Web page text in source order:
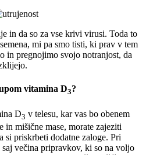
in da so za vse krivi virusi. Toda to
mi pa smo tisti, ki prav v tem
in pregnojimo svojo notranjost, da
vitamina D3?
D3 v telesu, kar vas bo obenem
in mišične mase, morate zajeziti
si priskrbeti dodatne zaloge. Pri
večina pripravkov, ki so na voljo